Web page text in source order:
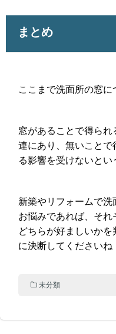
まとめ
ここまで洗面所の窓に
窓があることで得ら
連にあり、無いことで
る影響を受けないとい
新築やリフォームで
お悩みであれば、そ
どちらが好ましいかを
に決断してくださいね
未分類